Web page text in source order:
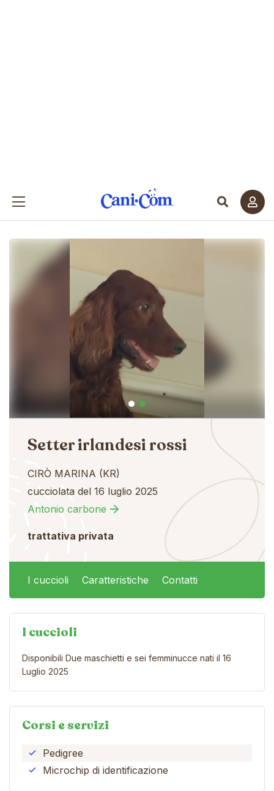
Setter irlandesi rossi
CIRÒ MARINA (KR)
cucciolata del 16 luglio 2025
Antonio carbone
trattativa privata
I cuccioli Caratteristiche Contatti
I cuccioli
Disponibili Due maschietti e sei femminucce nati il 16
Luglio 2025
Corsi e servizi
Pedigree
Microchip di identificazione